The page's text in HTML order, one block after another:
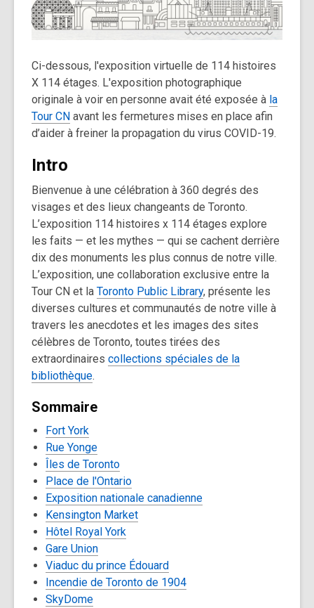
old
and
the
information
out
Ci-dessous, l'exposition virtuelle de 114 histoires
X 114 étages. L'exposition photographique
originale à voir en personne avait été exposée à la
Tour CN avant les fermetures mises en place afin
d’aider à freiner la propagation du virus COVID-19.
Intro
Bienvenue à une célébration à 360 degrés des
visages et des lieux changeants de Toronto.
L’exposition 114 histoires x 114 étages explore
les faits — et les mythes — qui se cachent derrière
dix des monuments les plus connus de notre ville.
L’exposition, une collaboration exclusive entre la
Tour CN et la Toronto Public Library, présente les
diverses cultures et communautés de notre ville à
travers les anecdotes et les images des sites
célèbres de Toronto, toutes tirées des
extraordinaires collections spéciales de la
bibliothèque.
Sommaire
Fort York
Rue Yonge
Îles de Toronto
Place de l'Ontario
Exposition nationale canadienne
Kensington Market
Hôtel Royal York
Gare Union
Viaduc du prince Édouard
Incendie de Toronto de 1904
SkyDome